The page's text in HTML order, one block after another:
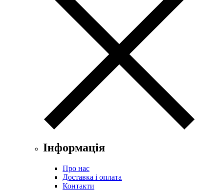
Інформація
Про нас
Доставка і оплата
Контакти